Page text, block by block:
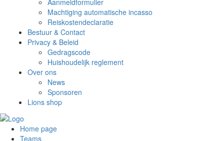
Aanmeldformulier
Machtiging automatische incasso
Reiskostendeclaratie
Bestuur & Contact
Privacy & Beleid
Gedragscode
Huishoudelijk reglement
Over ons
News
Sponsoren
Lions shop
Home page
Teams